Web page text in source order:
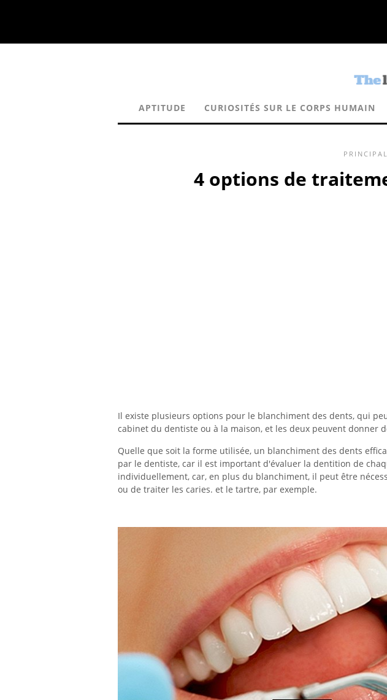
APTITUDE CURIOSITÉS SUR LE CORPS HUMAIN
PRINCIPAL
4 options de
Il existe plusieurs options pour le blanchiment des dents, qui
cabinet du dentiste ou à la maison, et les deux peuvent donner
Quelle que soit la forme utilisée, un blanchiment des dents
par le dentiste, car il est important d'évaluer la dentition de
individuellement, car, en plus du blanchiment, il peut être
ou de traiter les caries. et le tartre, par exemple.